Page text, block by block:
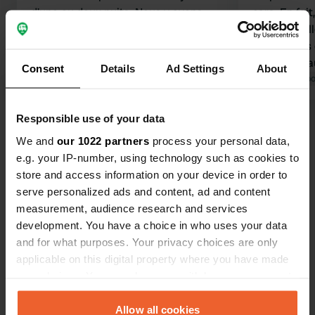
Consent Details Ad Settings About
Responsible use of your data
We and our 1022 partners process your personal data,
e.g. your IP-number, using technology such as cookies to
store and access information on your device in order to
serve personalized ads and content, ad and content
measurement, audience research and services
development. You have a choice in who uses your data
and for what purposes. Your privacy choices are only
applicable on this digital property where you have made
any time from the Cookie Declaration or by clicking on
the Privacy trigger icon.Allow all cookies
d'une ou deux nuits. Nous y avons
Nous reviendrons sans hésiter.
cars. En
Je suis
les
toit soient
ne sont
camping-
de toit ont
camping.
Traduit par
Voir tous les 73 avis
Es-tu déjà venu ici ?